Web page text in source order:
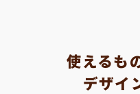
使えるも
デザイ